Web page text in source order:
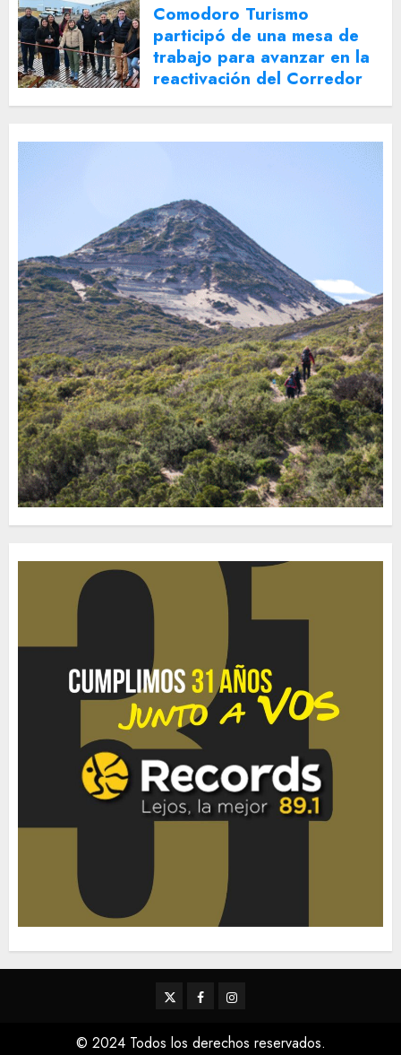
Comodoro Turismo
participó de una mesa de
trabajo para avanzar en la
reactivación del Corredor
Turístico Integrado
TwitterFacebookInstagram
© 2024 Todos los derechos reservados.